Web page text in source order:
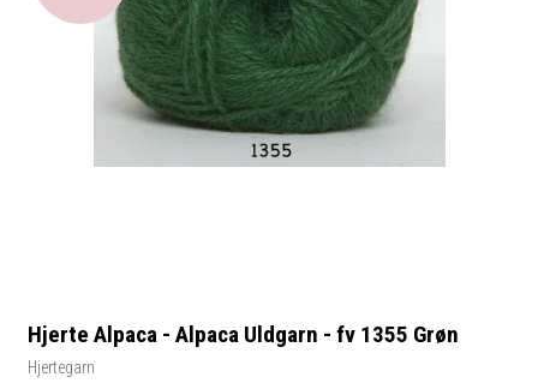
Hjerte Alpaca - Alpaca Uldgarn - fv 1355 Grøn
Hjertegarn